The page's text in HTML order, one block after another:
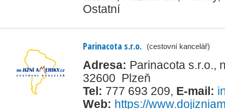
Ostatní
Parinacota s.r.o. (cestovní kancelář)
Adresa: Parinacota s.r.o.,
32600 Plzeň
Tel: 777 693 209, E-mail:
Web: https://